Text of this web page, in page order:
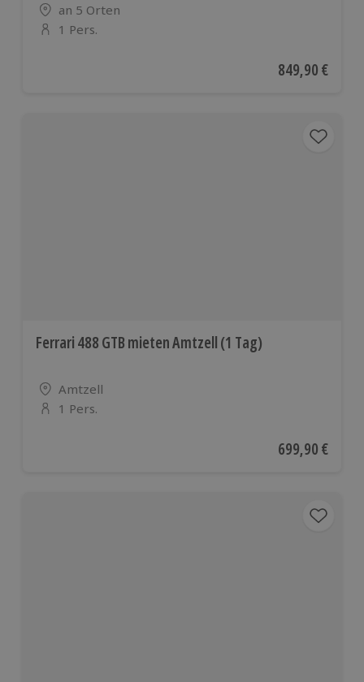
Standort
an 5 Orten
Anzahl der Teilnehmer
1 Pers.
Aktueller Preis
849,90 €
Ferrari 488 GTB mieten Amtzell (1 Tag)
Standort
Amtzell
Anzahl der Teilnehmer
1 Pers.
Aktueller Preis
699,90 €